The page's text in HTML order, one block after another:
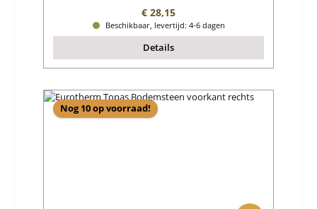
Normale prijs:
€ 28,15
Beschikbaar, levertijd: 4-6 dagen
Details
Nog 10 op voorraad!